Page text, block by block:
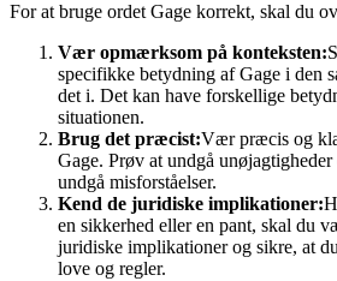
For at bruge ordet Gage korrekt, skal du
Vær opmærksom på konteksten:
specifikke betydning af Gage i den
det i. Det kan have forskellige
situationen.
Brug det præcist:Vær præcis og
Gage. Prøv at undgå
undgå misforståelser.
Kend de juridiske implikationer:
en sikkerhed eller en pant, skal du
juridiske implikationer og sikre, at
love og regler.